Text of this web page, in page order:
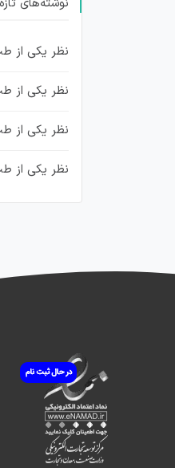
نوشته‌های تازه
نظر یکی از
نظر یکی از
نظر یکی از
نظر یکی از